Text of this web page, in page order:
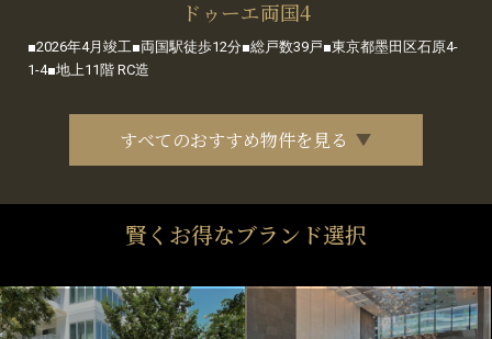
ドゥーエ両国4
■2026年4月竣工■両国駅徒歩12分■総戸数39戸■東京都墨田区石原4-
1-4■地上11階 RC造
すべてのおすすめ物件を見る
賢くお得なブランド選択